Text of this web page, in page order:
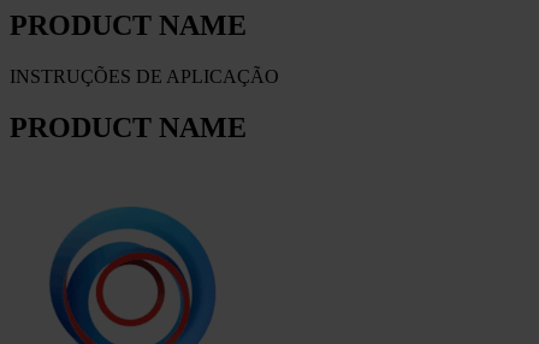
PRODUCT NAME
INSTRUÇÕES DE APLICAÇÃO
PRODUCT NAME